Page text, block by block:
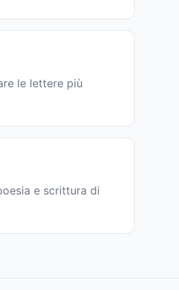
le lettere più
e scrittura di